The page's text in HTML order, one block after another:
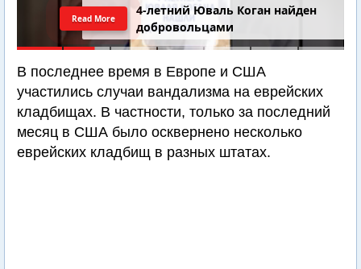
4-летний Юваль Коган найден
добровольцами
Read More
В последнее время в Европе и США
участились случаи вандализма на еврейских
кладбищах. В частности, только за последний
месяц в США было осквернено несколько
еврейских кладбищ в разных штатах.